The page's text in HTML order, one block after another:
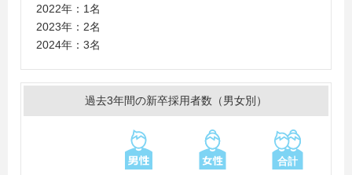
2022年：1名
2023年：2名
2024年：3名
過去3年間の新卒採用者数（男女別）